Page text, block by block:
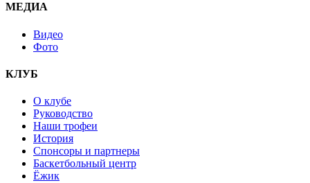
МЕДИА
Видео
Фото
КЛУБ
О клубе
Руководство
Наши трофеи
История
Спонсоры и партнеры
Баскетбольный центр
Ёжик